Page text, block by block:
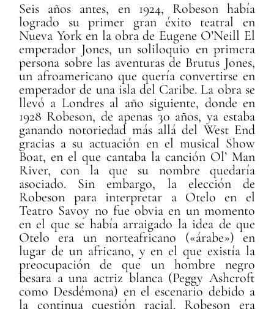
Seis años antes, en 1924, Robeson había
logrado su primer gran éxito teatral en
Nueva York en la obra de Eugene O’Neill El
emperador Jones, un soliloquio en primera
persona sobre las aventuras de Brutus Jones,
un afroamericano que quería convertirse en
emperador de una isla del Caribe. La obra se
llevó a Londres al año siguiente, donde en
1928 Robeson, de apenas 30 años, ya estaba
ganando notoriedad más allá del West End
gracias a su actuación en el musical Show
Boat, en el que cantaba la canción Ol’ Man
River, con la que su nombre quedaría
asociado. Sin embargo, la elección de
Robeson para interpretar a Otelo en el
Teatro Savoy no fue obvia en un momento
en el que se había arraigado la idea de que
Otelo era un norteafricano («árabe») en
lugar de un africano, y en el que existía la
preocupación de que un hombre negro
besara a una actriz blanca (Peggy Ashcroft
como Desdémona) en el escenario debido a
la continua cuestión racial. Robeson era